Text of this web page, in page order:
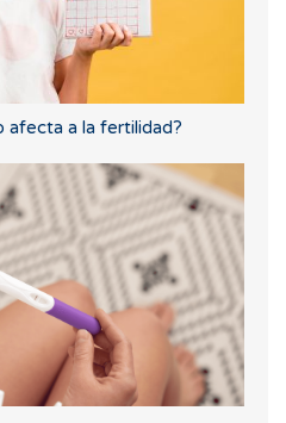
afecta a la fertilidad?